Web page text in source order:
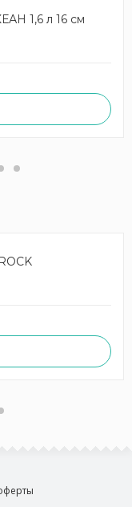
1,6 л 16 см